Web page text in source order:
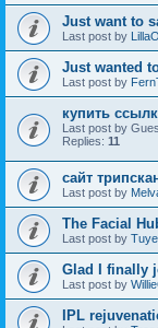
Just want to
Last post by
Just wanted
Last post by
купить
Last post by
Replies: 11
сайт
Last post by
The Facial
Last post by
Glad I finally
Last post by
IPL